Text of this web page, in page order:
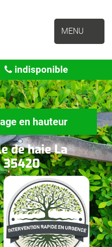
MENU
indisponible
en hauteur
de haie La
35420